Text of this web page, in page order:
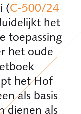
(C-500/24
het
toepassing
het oude
het Hof
als basis
dienen als